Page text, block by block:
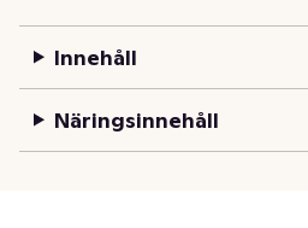
Innehåll
Näringsinnehåll